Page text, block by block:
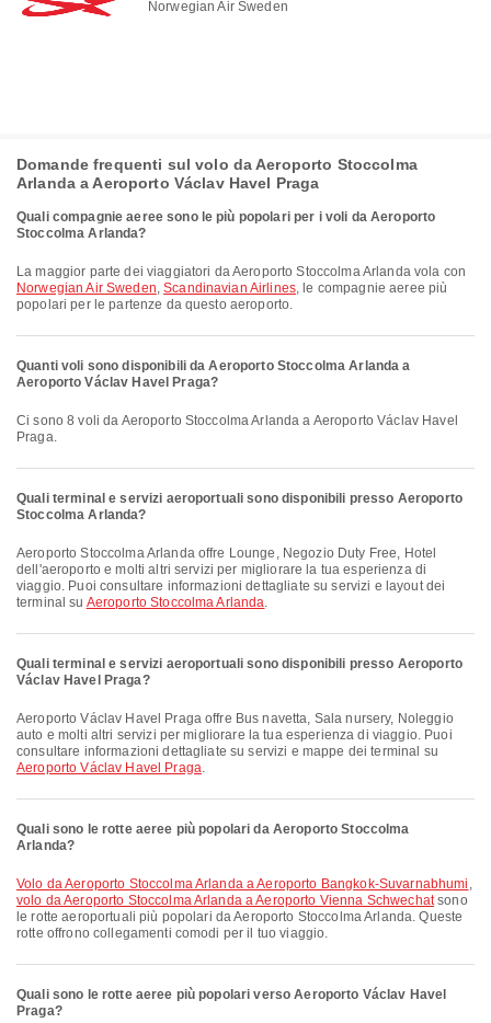
Norwegian Air Sweden
Domande frequenti sul volo da Aeroporto Stoccolma
Arlanda a Aeroporto Václav Havel Praga
Quali compagnie aeree sono le più popolari per i voli da Aeroporto
Stoccolma Arlanda?
La maggior parte dei viaggiatori da Aeroporto Stoccolma Arlanda vola con
Norwegian Air Sweden,Scandinavian Airlines, le compagnie aeree più
popolari per le partenze da questo aeroporto.
Quanti voli sono disponibili da Aeroporto Stoccolma Arlanda a
Aeroporto Václav Havel Praga?
Ci sono 8 voli da Aeroporto Stoccolma Arlanda a Aeroporto Václav Havel
Praga.
Quali terminal e servizi aeroportuali sono disponibili presso Aeroporto
Stoccolma Arlanda?
Aeroporto Stoccolma Arlanda offre Lounge, Negozio Duty Free, Hotel
dell'aeroporto e molti altri servizi per migliorare la tua esperienza di
viaggio. Puoi consultare informazioni dettagliate su servizi e layout dei
terminal su Aeroporto Stoccolma Arlanda.
Quali terminal e servizi aeroportuali sono disponibili presso Aeroporto
Václav Havel Praga?
Aeroporto Václav Havel Praga offre Bus navetta, Sala nursery, Noleggio
auto e molti altri servizi per migliorare la tua esperienza di viaggio. Puoi
consultare informazioni dettagliate su servizi e mappe dei terminal su
Aeroporto Václav Havel Praga.
Quali sono le rotte aeree più popolari da Aeroporto Stoccolma
Arlanda?
volo da Aeroporto Stoccolma Arlanda a Aeroporto Bangkok-Suvarnabhumi ,
volo da Aeroporto Stoccolma Arlanda a Aeroporto Vienna Schwechatsono
le rotte aeroportuali più popolari da Aeroporto Stoccolma Arlanda. Queste
rotte offrono collegamenti comodi per il tuo viaggio.
Quali sono le rotte aeree più popolari verso Aeroporto Václav Havel
Praga?